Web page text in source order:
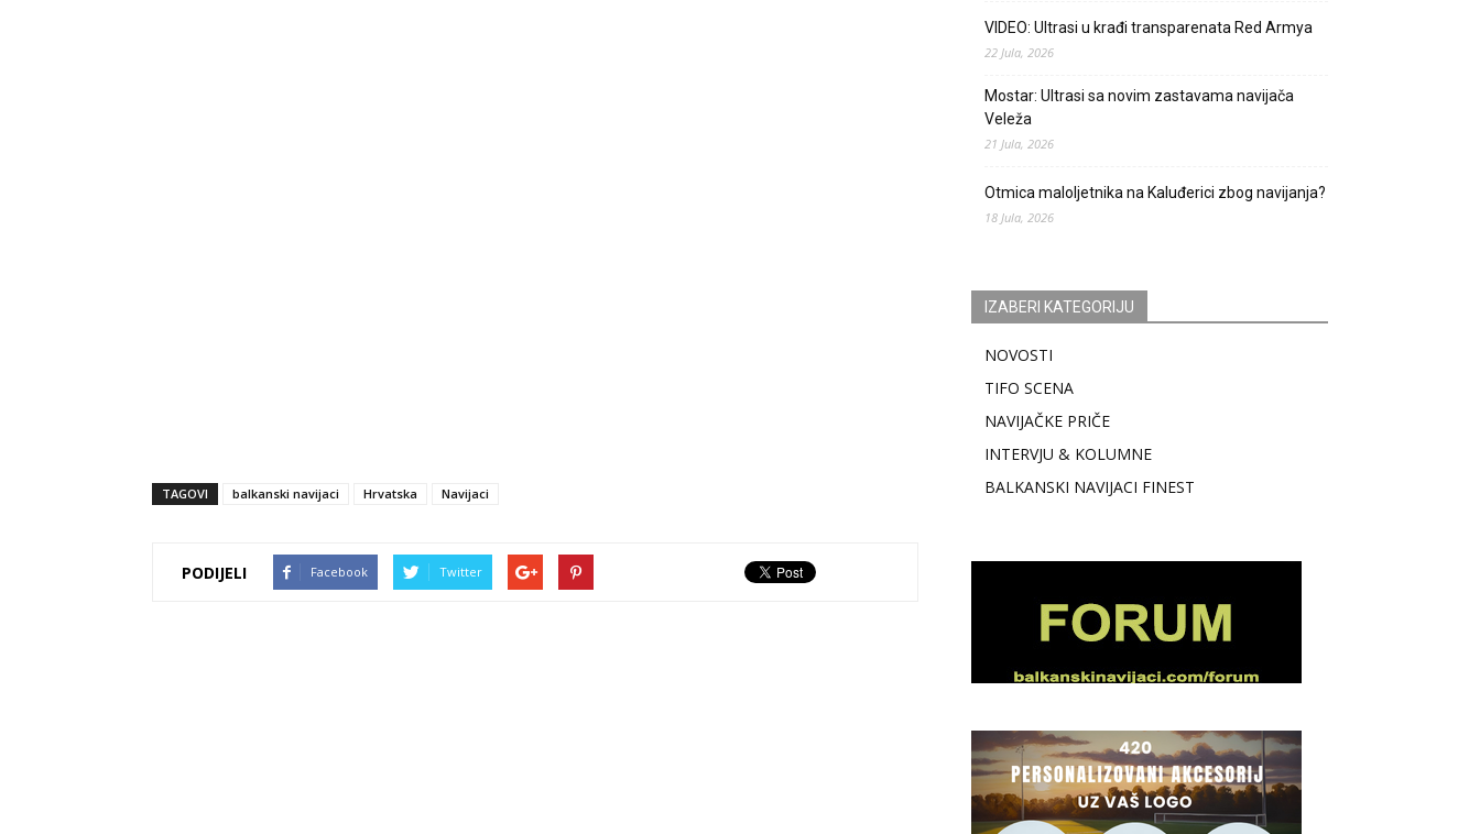
TAGOVI balkanski navijaci Hrvatska Navijaci
PODIJELI Facebook Twitter
VIDEO: Ultrasi u krađi transparenata Red Armya
22 Jula, 2026
Mostar: Ultrasi sa novim zastavama navijača
Veleža
21 Jula, 2026
Otmica maloljetnika na Kaluđerici zbog navijanja?
18 Jula, 2026
IZABERI KATEGORIJU
NOVOSTI
TIFO SCENA
NAVIJAČKE PRIČE
INTERVJU & KOLUMNE
BALKANSKI NAVIJACI FINEST